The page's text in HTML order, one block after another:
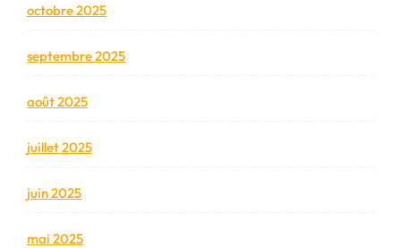
octobre 2025
septembre 2025
août 2025
juillet 2025
juin 2025
mai 2025